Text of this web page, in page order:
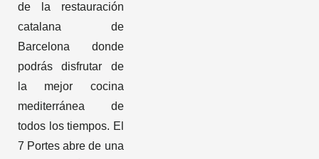
de la restauración
catalana de
Barcelona donde
podrás disfrutar de
la mejor cocina
mediterránea de
todos los tiempos. El
7 Portes abre de una